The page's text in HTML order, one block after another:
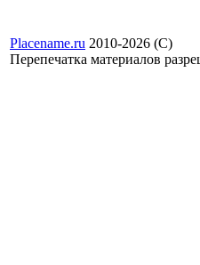
Placename.ru 2010-2026 (С)
Перепечатка материалов